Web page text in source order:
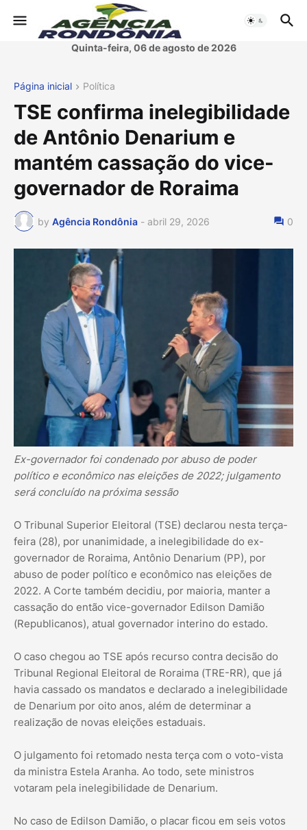
Quinta-feira, 06 de agosto de 2026
Página inicial Política
TSE confirma inelegibilidade
de Antônio Denarium e
mantém cassação do vice-
governador de Roraima
by Agência Rondônia - abril 29, 2026 0
Ex-governador foi condenado por abuso de poder
político e econômico nas eleições de 2022; julgamento
será concluído na próxima sessão
O Tribunal Superior Eleitoral (TSE) declarou nesta terça-
feira (28), por unanimidade, a inelegibilidade do ex-
governador de Roraima, Antônio Denarium (PP), por
abuso de poder político e econômico nas eleições de
2022. A Corte também decidiu, por maioria, manter a
cassação do então vice-governador Edilson Damião
(Republicanos), atual governador interino do estado.
O caso chegou ao TSE após recurso contra decisão do
Tribunal Regional Eleitoral de Roraima (TRE-RR), que já
havia cassado os mandatos e declarado a inelegibilidade
de Denarium por oito anos, além de determinar a
realização de novas eleições estaduais.
O julgamento foi retomado nesta terça com o voto-vista
da ministra Estela Aranha. Ao todo, sete ministros
votaram pela inelegibilidade de Denarium.
No caso de Edilson Damião, o placar ficou em seis votos